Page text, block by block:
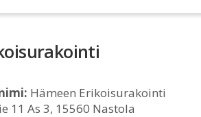
Hämeen Erikoisurakointi
11 As 3, 15560 Nastola